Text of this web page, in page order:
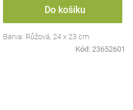
Do košíku
Barva: Růžová, 24 x 23 cm
Kód: 23652601